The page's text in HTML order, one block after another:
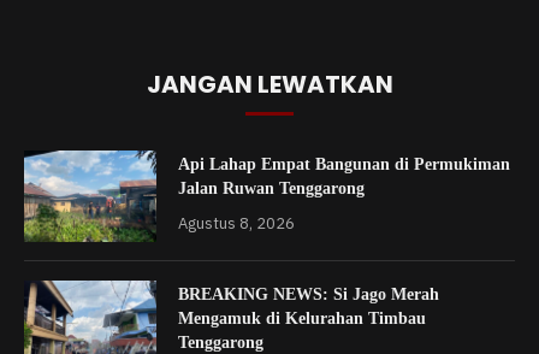
JANGAN LEWATKAN
Api Lahap Empat Bangunan di Permukiman
Jalan Ruwan Tenggarong
Agustus 8, 2026
BREAKING NEWS: Si Jago Merah
Mengamuk di Kelurahan Timbau
Tenggarong